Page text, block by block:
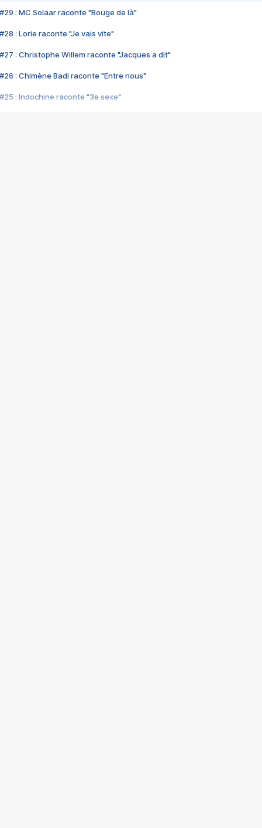
#29 : MC Solaar raconte "Bouge de là"
#28 : Lorie raconte "Je vais vite"
#27 : Christophe Willem raconte "Jacques a dit"
#26 : Chimène Badi raconte "Entre nous"
#25 : Indochine raconte "3e sexe"